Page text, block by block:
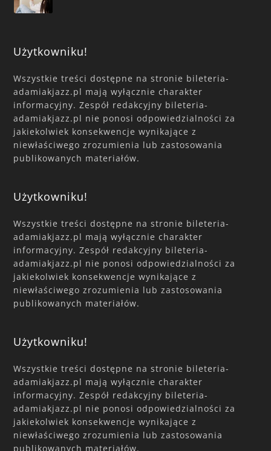
Użytkowniku!
Wszystkie treści dostępne na stronie bileteria-
adamiakjazz.pl mają wyłącznie charakter
informacyjny. Zespół redakcyjny bileteria-
adamiakjazz.pl nie ponosi odpowiedzialności za
jakiekolwiek konsekwencje wynikające z
niewłaściwego zrozumienia lub zastosowania
publikowanych materiałów.
Użytkowniku!
Wszystkie treści dostępne na stronie bileteria-
adamiakjazz.pl mają wyłącznie charakter
informacyjny. Zespół redakcyjny bileteria-
adamiakjazz.pl nie ponosi odpowiedzialności za
jakiekolwiek konsekwencje wynikające z
niewłaściwego zrozumienia lub zastosowania
publikowanych materiałów.
Użytkowniku!
Wszystkie treści dostępne na stronie bileteria-
adamiakjazz.pl mają wyłącznie charakter
informacyjny. Zespół redakcyjny bileteria-
adamiakjazz.pl nie ponosi odpowiedzialności za
jakiekolwiek konsekwencje wynikające z
niewłaściwego zrozumienia lub zastosowania
publikowanych materiałów.